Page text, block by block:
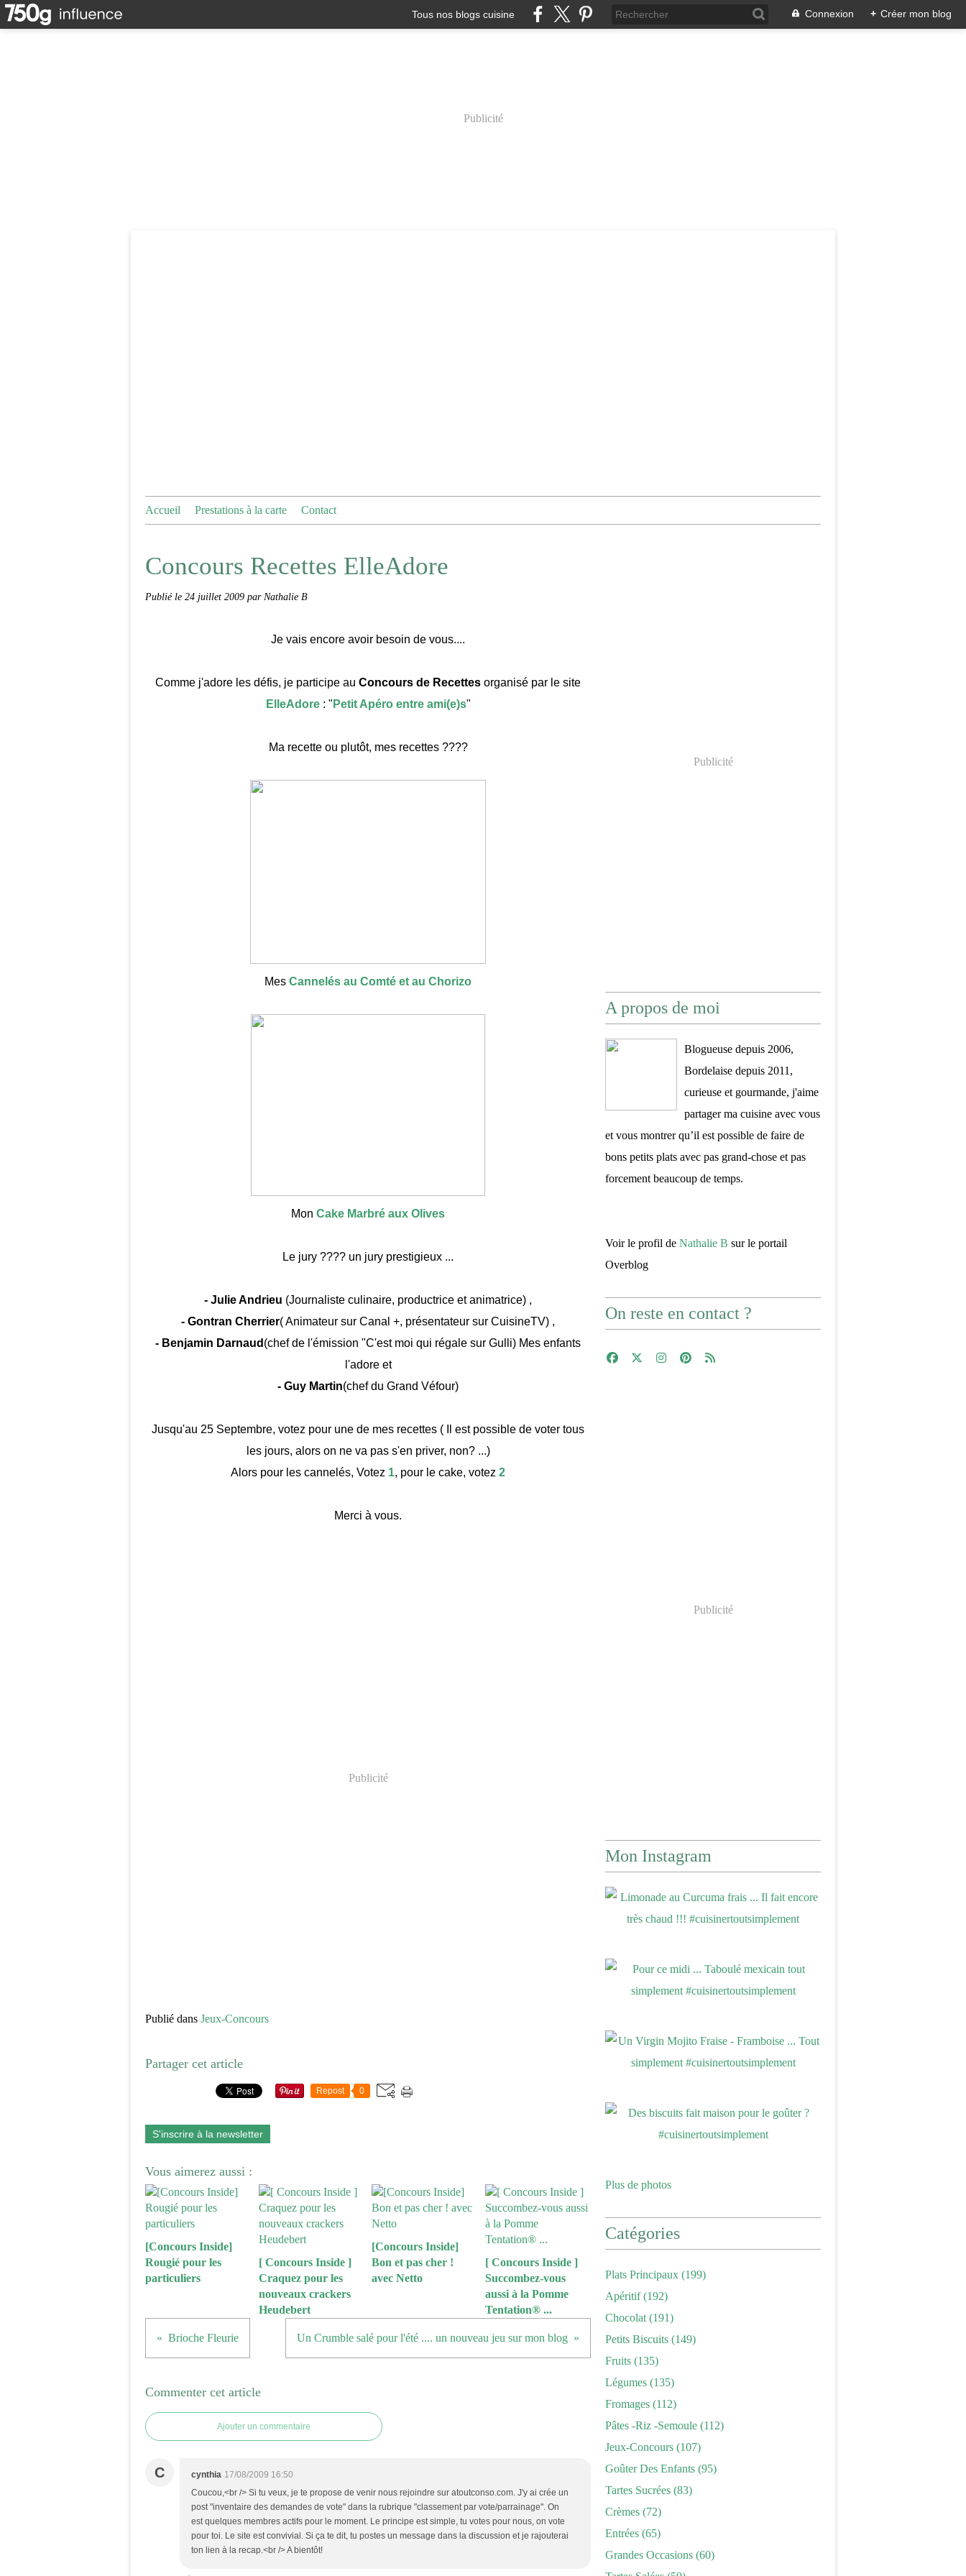
Tous nos blogs cuisine Connexion + Créer mon blog
Publicité
Accueil Prestations à la carte Contact
Concours Recettes ElleAdore
Publié le 24 juillet 2009 par Nathalie B
Je vais encore avoir besoin de vous....
Comme j'adore les défis, je participe au Concours de Recettes organisé par le site
ElleAdore: " Petit Apéro entre ami(e)s"
Ma recette ou plutôt, mes recettes ????
Mes Cannelés au Comté et au Chorizo
Mon Cake Marbré aux Olives
Le jury ???? un jury prestigieux ...
- Julie Andrieu (Journaliste culinaire, productrice et animatrice) ,
- Gontran Cherrier( Animateur sur Canal +, présentateur sur CuisineTV) ,
- Benjamin Darnaud (chef de l'émission "C'est moi qui régale sur Gulli) Mes enfants
l'adore et
- Guy Martin(chef du Grand Véfour)
Jusqu'au 25 Septembre, votez pour une de mes recettes ( Il est possible de voter tous
les jours, alors on ne va pas s'en priver, non? ...)
Alors pour les cannelés, Votez 1, pour le cake, votez 2
Merci à vous.
Publicité
Publié dans Jeux-Concours
Partager cet article
Repost 0
S'inscrire à la newsletter
Vous aimerez aussi :
[Concours Inside]
Rougié pour les
particuliers
[ Concours Inside ]
Craquez pour les
nouveaux crackers
Heudebert
[Concours Inside]
Bon et pas cher !
avec Netto
[ Concours Inside ]
Succombez-vous
aussi à la Pomme
Tentation® ...
Brioche Fleurie Un Crumble salé pour l'été .... un nouveau jeu sur mon blog
Commenter cet article
Ajouter un commentaire
C cynthia 17/08/2009 16:50
Coucou,<br /> Si tu veux, je te propose de venir nous rejoindre sur atoutconso.com. J'y ai crée un
post "inventaire des demandes de vote" dans la rubrique "classement par vote/parrainage". On
est quelques membres actifs pour le moment. Le principe est simple, tu votes pour nous, on vote
pour toi. Le site est convivial. Si ça te dit, tu postes un message dans la discussion et je rajouterai
ton lien à la recap.<br /> A bientôt!
Publicité
A propos de moi
Blogueuse depuis 2006,
Bordelaise depuis 2011,
curieuse et gourmande, j'aime
partager ma cuisine avec vous
et vous montrer qu’il est possible de faire de
bons petits plats avec pas grand-chose et pas
forcement beaucoup de temps.
Voir le profil de Nathalie B sur le portail
Overblog
On reste en contact ?
Publicité
Mon Instagram
Plus de photos
Catégories
Plats Principaux (199)
Apéritif(192)
Chocolat (191)
Petits Biscuits (149)
Fruits (135)
Légumes (135)
Fromages (112)
Pâtes -riz -semoule (112)
Jeux-Concours (107)
Goûter Des Enfants (95)
Tartes Sucrées (83)
Crèmes (72)
Entrées (65)
Grandes Occasions (60)